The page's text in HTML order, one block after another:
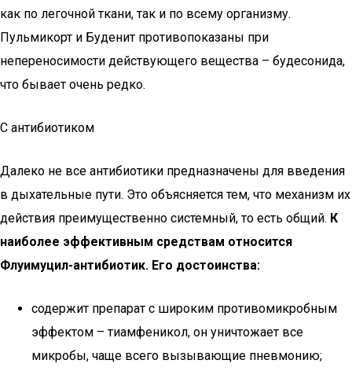
как по легочной ткани, так и по всему организму.
Пульмикорт и Буденит противопоказаны при
непереносимости действующего вещества – будесонида,
что бывает очень редко.
С антибиотиком
Далеко не все антибиотики предназначены для введения
в дыхательные пути. Это объясняется тем, что механизм их
действия преимущественно системный, то есть общий. К
наиболее эффективным средствам относится
Флуимуцил-антибиотик. Его достоинства:
содержит препарат с широким противомикробным
эффектом – тиамфеникол, он уничтожает все
микробы, чаще всего вызывающие пневмонию;